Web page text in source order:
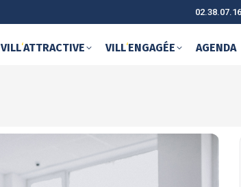
VILL‘ATTRACTIVE VILL‘ENGAGÉE AGENDA